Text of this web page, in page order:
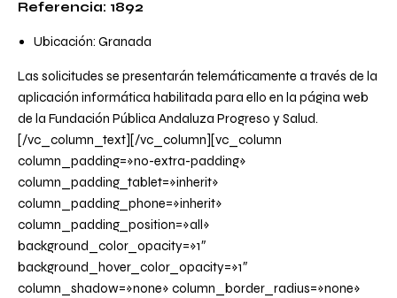
Referencia: 1892
Ubicación: Granada
Las solicitudes se presentarán telemáticamente a través de la
aplicación informática habilitada para ello en la página web
de la Fundación Pública Andaluza Progreso y Salud.
[/vc_column_text][/vc_column][vc_column
column_padding=»no-extra-padding»
column_padding_tablet=»inherit»
column_padding_phone=»inherit»
column_padding_position=»all»
background_color_opacity=»1″
background_hover_color_opacity=»1″
column_shadow=»none» column_border_radius=»none»